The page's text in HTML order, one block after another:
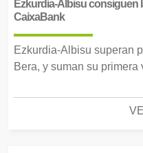
Ezkurdia-Albisu consiguen
CaixaBank
Ezkurdia-Albisu superan
Bera, y suman su primera